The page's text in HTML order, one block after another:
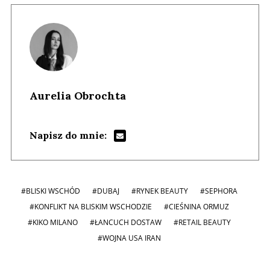
Aurelia Obrochta
Napisz do mnie:
#BLISKI WSCHÓD #DUBAJ #RYNEK BEAUTY
#SEPHORA
#KONFLIKT NA BLISKIM WSCHODZIE
#CIEŚNINA ORMUZ
#KIKO MILANO
#ŁANCUCH DOSTAW
#RETAIL BEAUTY
#WOJNA USA IRAN